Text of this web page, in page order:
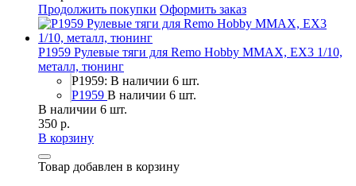
Продолжить покупки Оформить заказ
P1959 Рулевые тяги для Remo Hobby MMAX, EX3 1/10,
металл, тюнинг
P1959: В наличии 6 шт.
P1959 В наличии 6 шт.
В наличии 6 шт.
350 р.
В корзину
Товар добавлен в корзину